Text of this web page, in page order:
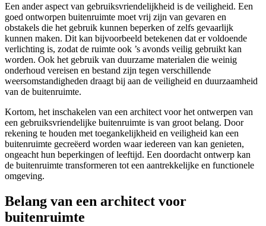
Een ander aspect van gebruiksvriendelijkheid is de veiligheid. Een
goed ontworpen buitenruimte moet vrij zijn van gevaren en
obstakels die het gebruik kunnen beperken of zelfs gevaarlijk
kunnen maken. Dit kan bijvoorbeeld betekenen dat er voldoende
verlichting is, zodat de ruimte ook ’s avonds veilig gebruikt kan
worden. Ook het gebruik van duurzame materialen die weinig
onderhoud vereisen en bestand zijn tegen verschillende
weersomstandigheden draagt bij aan de veiligheid en duurzaamheid
van de buitenruimte.
Kortom, het inschakelen van een architect voor het ontwerpen van
een gebruiksvriendelijke buitenruimte is van groot belang. Door
rekening te houden met toegankelijkheid en veiligheid kan een
buitenruimte gecreëerd worden waar iedereen van kan genieten,
ongeacht hun beperkingen of leeftijd. Een doordacht ontwerp kan
de buitenruimte transformeren tot een aantrekkelijke en functionele
omgeving.
Belang van een architect voor
buitenruimte